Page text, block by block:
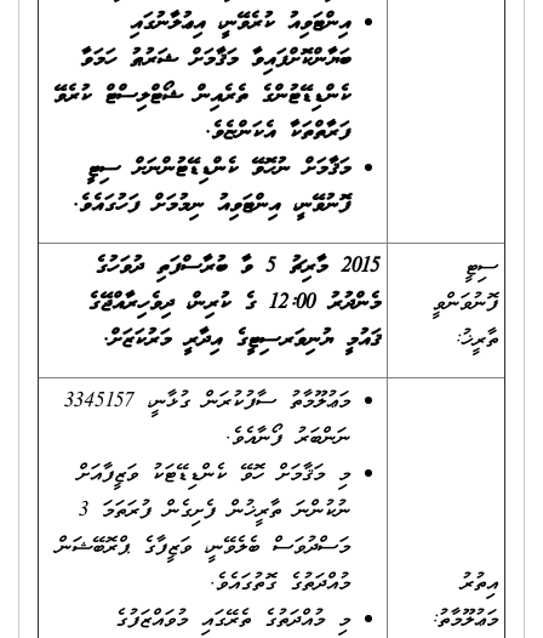
އިންޓަވިއު ކުރެވޭނީ، އިޢުލާނުގައި
ބަޔާންކޮށްފައިވާ މަޤާމަށް ޝަރުޠު ހަމަވާ
ކެންޑިޑޭޓުންގެ ތެރެއިން ޝޯޓްލިސްޓް ކުރެވޭ
ފަރާތްތަކާ އެކަންޏެވެ.
މަޤާމަށް ނުހޮވޭ ކެންޑިޑޭޓުންނަށް ސިޓީ
ފޮނުވޭނީ، އިންޓަވިއު ނިމުމަށް ފަހުގައެވެ.
ސިޓީ
ފޮނުވަންވީ
ތާރީޚު:
2015 މާރިޗު 5 ވާ ބުރާސްފަތި ދުވަހުގެ
މެންދުރު 12:00 ގެ ކުރިން، ދިވެހިރާއްޖޭގެ
ޤައުމީ ޔުނިވަރސިޓީގެ އިދާރީ މަރުކަޒަށް.
އިތުރު
މަޢުލޫމާތު:
މަޢުލޫމާތު ސާފުކުރަން ގުޅާނީ، 3345157
ނަންބަރު ފޯނާއެވެ.
މި މަޤާމަށް ހޮވޭ ކެންޑިޑޭޓަކު ވަޒީފާއަށް
ނުކުންނަ ތާރީޚުން ފެށިގެން ފުރަތަމަ 3
މަސްދުވަސް ބެލެވޭނީ، ވަޒީފާގެ ޕްރޮބޭޝަން
މުއްދަތުގެ ގޮތުގައެވެ.
މި މުއްދަތުގެ ތެރޭގައި މުވައްޒަފުގެ